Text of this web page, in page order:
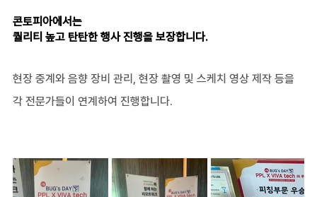
콘토피아에서는
퀄리티 높고 탄탄한 행사 진행을 보장합니다.
현장 중계와 음향 장비 관리, 현장 촬영 및 스케치 영상 제작 등을
각 전문가들이 연계하여 진행합니다.